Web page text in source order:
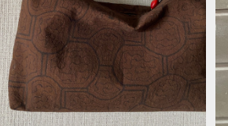
SP 焦茶隠れ模様のショルダーポー
チ 31.5x21cm 持ち手取り変え可
能 タブレットケース
¥7,500